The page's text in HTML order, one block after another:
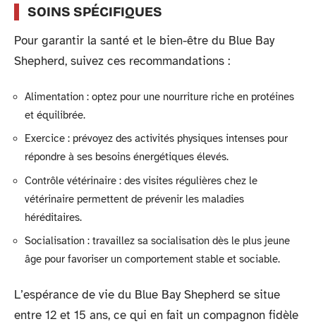
SOINS SPÉCIFIQUES
Pour garantir la santé et le bien-être du Blue Bay
Shepherd, suivez ces recommandations :
Alimentation : optez pour une nourriture riche en protéines
et équilibrée.
Exercice : prévoyez des activités physiques intenses pour
répondre à ses besoins énergétiques élevés.
Contrôle vétérinaire : des visites régulières chez le
vétérinaire permettent de prévenir les maladies
héréditaires.
Socialisation : travaillez sa socialisation dès le plus jeune
âge pour favoriser un comportement stable et sociable.
L’espérance de vie du Blue Bay Shepherd se situe
entre 12 et 15 ans, ce qui en fait un compagnon fidèle